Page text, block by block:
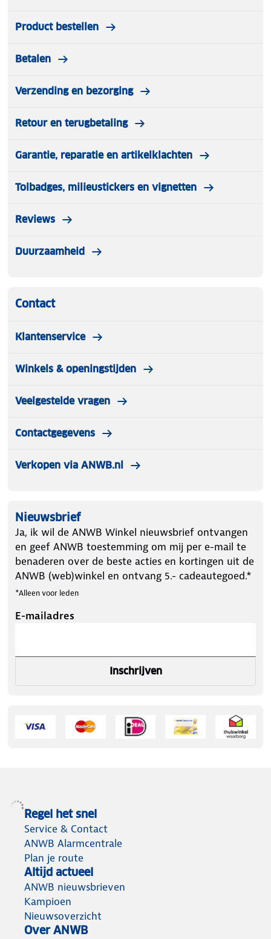
Product bestellen
Betalen
Verzending en bezorging
Retour en terugbetaling
Garantie, reparatie en artikelklachten
Tolbadges, milieustickers en vignetten
Reviews
Duurzaamheid
Contact
Klantenservice
Winkels & openingstijden
Veelgestelde vragen
Contactgegevens
Verkopen via ANWB.nl
Nieuwsbrief
Ja, ik wil de ANWB Winkel nieuwsbrief ontvangen
en geef ANWB toestemming om mij per e-mail te
benaderen over de beste acties en kortingen uit de
ANWB (web)winkel en ontvang 5.- cadeautegoed.*
*Alleen voor leden
E-mailadres
Inschrijven
Regel het snel
Service & Contact
ANWB Alarmcentrale
Plan je route
Altijd actueel
ANWB nieuwsbrieven
Kampioen
Nieuwsoverzicht
Over ANWB